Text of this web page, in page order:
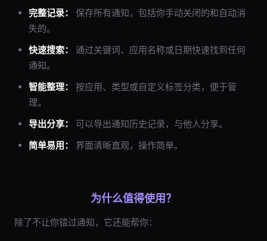
完整记录：
保存所有通知，包括你手动关闭的和自动消
失的。
快速搜索：
通过关键词、应用名称或日期快速找到任何
通知。
智能整理：
按应用、类型或自定义标签分类，便于管
理。
导出分享：
可以导出通知历史记录，与他人分享。
简单易用：
界面清晰直观，操作简单。
为什么值得使用？
除了不让你错过通知，它还能帮你：